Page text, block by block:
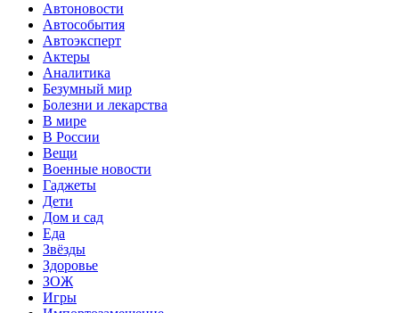
Автоновости
Автособытия
Автоэксперт
Актеры
Аналитика
Безумный мир
Болезни и лекарства
В мире
В России
Вещи
Военные новости
Гаджеты
Дети
Дом и сад
Еда
Звёзды
Здоровье
ЗОЖ
Игры